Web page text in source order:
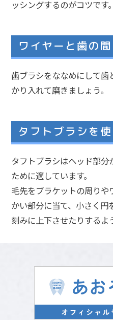
ッシングするのがコツです。
ワイヤーと歯の間
歯ブラシをななめにして歯
かり入れて磨きましょう。
タフトブラシを
タフトブラシはヘッド部分
ために適しています。
毛先をブラケットの周り
かい部分に当て、小さく
刻みに上下させたりするよ